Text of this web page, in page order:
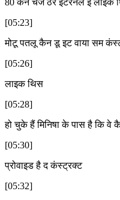
[05:23]
मोटू पतलू कैन डू इट वाया सम
[05:26]
लाइक थिस
[05:28]
हो चुके हैं मिनिषा के पास है कि वे
[05:30]
प्रोवाइड है द कंस्ट्रक्ट
[05:32]